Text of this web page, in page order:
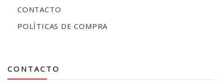
CONTACTO
POLÍTICAS DE COMPRA
CONTACTO